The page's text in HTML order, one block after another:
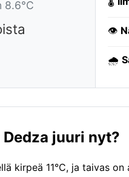
8.6°C
👁️
🌧️
juuri nyt?
kirpeä 11°C, ja taivas